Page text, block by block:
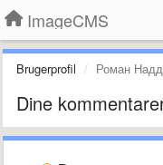
ImageCMS
Brugerprofil Роман
Dine